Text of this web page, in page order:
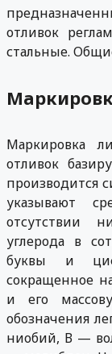
отливок
стальные.
Маркировка
отливок
производится
указывают
отсутствии
углерода в
буквы и
сокращенное
и его
обозначения
ниобий, В —